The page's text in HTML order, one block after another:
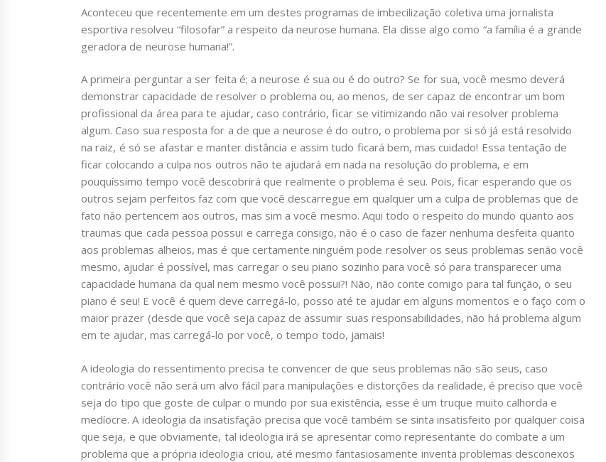
Aconteceu que recentemente em um destes programas de imbecilização coletiva uma jornalista
esportiva resolveu “filosofar” a respeito da neurose humana. Ela disse algo como “a família é a grande
geradora de neurose humana!”.
A primeira perguntar a ser feita é; a neurose é sua ou é do outro? Se for sua, você mesmo deverá
demonstrar capacidade de resolver o problema ou, ao menos, de ser capaz de encontrar um bom
profissional da área para te ajudar, caso contrário, ficar se vitimizando não vai resolver problema
algum. Caso sua resposta for a de que a neurose é do outro, o problema por si só já está resolvido
na raiz, é só se afastar e manter distância e assim tudo ficará bem, mas cuidado! Essa tentação de
ficar colocando a culpa nos outros não te ajudará em nada na resolução do problema, e em
pouquíssimo tempo você descobrirá que realmente o problema é seu. Pois, ficar esperando que os
outros sejam perfeitos faz com que você descarregue em qualquer um a culpa de problemas que de
fato não pertencem aos outros, mas sim a você mesmo. Aqui todo o respeito do mundo quanto aos
traumas que cada pessoa possui e carrega consigo, não é o caso de fazer nenhuma desfeita quanto
aos problemas alheios, mas é que certamente ninguém pode resolver os seus problemas senão você
mesmo, ajudar é possível, mas carregar o seu piano sozinho para você só para transparecer uma
capacidade humana da qual nem mesmo você possui?! Não, não conte comigo para tal função, o seu
piano é seu! E você é quem deve carregá-lo, posso até te ajudar em alguns momentos e o faço com o
maior prazer (desde que você seja capaz de assumir suas responsabilidades, não há problema algum
em te ajudar, mas carregá-lo por você, o tempo todo, jamais!
A ideologia do ressentimento precisa te convencer de que seus problemas não são seus, caso
contrário você não será um alvo fácil para manipulações e distorções da realidade, é preciso que você
seja do tipo que goste de culpar o mundo por sua existência, esse é um truque muito calhorda e
medíocre. A ideologia da insatisfação precisa que você também se sinta insatisfeito por qualquer coisa
que seja, e que obviamente, tal ideologia irá se apresentar como representante do combate a um
problema que a própria ideologia criou, até mesmo fantasiosamente inventa problemas desconexos